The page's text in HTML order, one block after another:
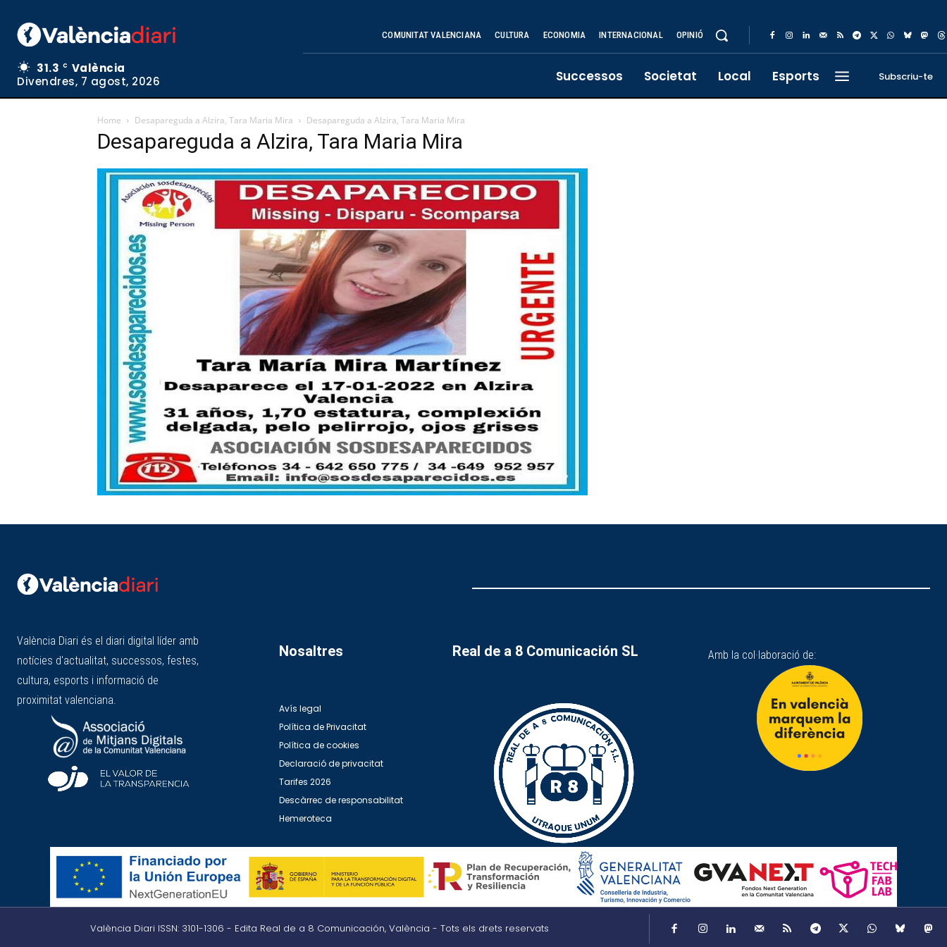
31.3 C
València
Divendres, 7 agost, 2026
COMUNITAT VALENCIANA CULTURA ECONOMIA INTERNACIONAL OPINIÓ
Successos Societat Local Esports Subscriu-te
Home Desapareguda a Alzira, Tara Maria Mira Desapareguda a Alzira, Tara Maria Mira
Desapareguda a Alzira, Tara Maria Mira
València Diari és el diari digital líder amb
notícies d'actualitat, successos, festes,
cultura, esports i informació de
proximitat valenciana.
Nosaltres
Avís legal
Política de Privacitat
Política de cookies
Declaració de privacitat
Tarifes 2026
Descàrrec de responsabilitat
Hemeroteca
Real de a 8 Comunicación SL Amb la col·laboració de:
València Diari ISSN: 3101-1306 - Edita Real de a 8 Comunicación, València - Tots els drets reservats